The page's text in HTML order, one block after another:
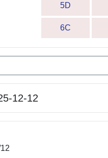
5D
6C
12-12